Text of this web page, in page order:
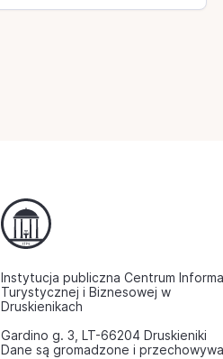
Instytucja publiczna Centrum
Turystycznej i Biznesowej w
Druskienikach
Gardino g. 3, LT-66204 Druskieniki
Dane są gromadzone i